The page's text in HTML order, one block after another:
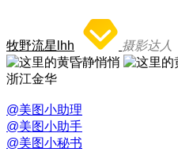
牧野流星lhh 摄影达人
浙江金华
@美图小助理
@美图小助手
@美图小秘书